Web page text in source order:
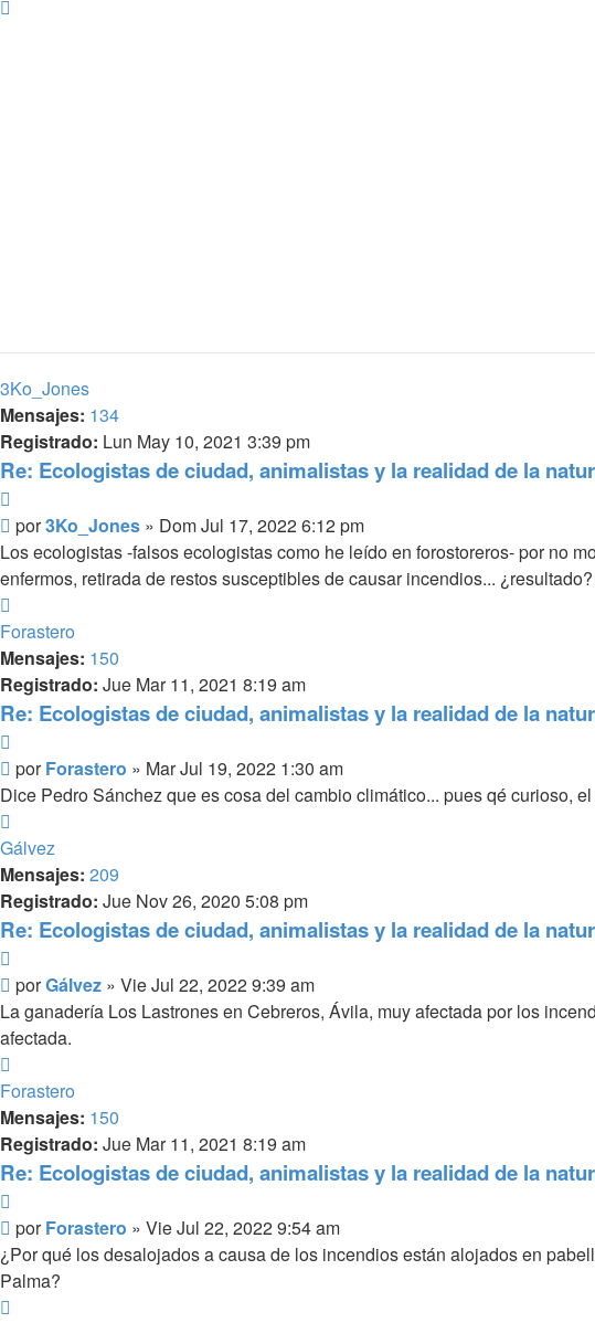
3Ko_Jones
Mensajes: 134
Registrado: Lun May 10, 2021 3:39 pm
Re: Ecologistas de ciudad, animalistas y la realidad de la
Mensaje
por3Ko_Jones » Dom Jul 17, 2022 6:12 pm
Los ecologistas -falsos ecologistas como he leído en forostoreros- por no
enfermos, retirada de restos susceptibles de causar incendios...
Forastero
Mensajes: 150
Registrado: Jue Mar 11, 2021 8:19 am
Re: Ecologistas de ciudad, animalistas y la realidad de la
Mensaje
porForastero » Mar Jul 19, 2022 1:30 am
Dice Pedro Sánchez que es cosa del cambio climático... pues qé curioso,
Gálvez
Mensajes: 209
Registrado: Jue Nov 26, 2020 5:08 pm
Re: Ecologistas de ciudad, animalistas y la realidad de la
Mensaje
porGálvez » Vie Jul 22, 2022 9:39 am
La ganadería Los Lastrones en Cebreros, Ávila, muy afectada por los
afectada.
Forastero
Mensajes: 150
Registrado: Jue Mar 11, 2021 8:19 am
Re: Ecologistas de ciudad, animalistas y la realidad de la
Mensaje
porForastero » Vie Jul 22, 2022 9:54 am
¿Por qué los desalojados a causa de los incendios están alojados en
Palma?